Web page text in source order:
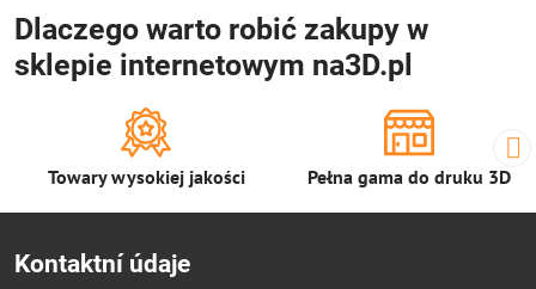
Dlaczego warto robić zakupy w
sklepie internetowym na3D.pl
Towary wysokiej jakości Pełna gama do druku 3D
Kontaktní údaje